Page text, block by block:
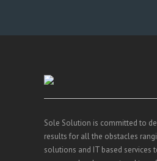
Sole Solution is committed to
results for all the obstacles
solutions and IT based services